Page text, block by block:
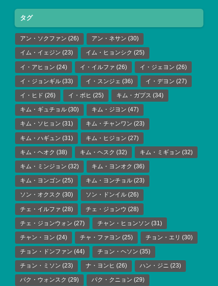
タグ
アン・ソクファン (26) アン・ネサン (30)
イム・イェジン (23) イム・ヒョンシク (25)
イ・アヒョン (24) イ・イルファ (26) イ・ジェヨン (26)
イ・ジョンギル (33) イ・スンジェ (36) イ・デヨン (27)
イ・ヒド (26) イ・ボヒ (25) キム・ガプス (34)
キム・ギュチョル (30) キム・ジヨン (47)
キム・ソヒョン (31) キム・チャンワン (23)
キム・ハギュン (31) キム・ヒジョン (27)
キム・ヘオク (38) キム・ヘスク (32) キム・ミギョン (32)
キム・ミンジョン (32) キム・ヨンオク (36)
キム・ヨンゴン (25) キム・ヨンチョル (23)
ソン・オクスク (30) ソン・ドンイル (26)
チェ・イルファ (28) チェ・ジョンウ (28)
チェ・ジョンウォン (27) チャン・ヒョンソン (31)
チャン・ヨン (24) チャ・ファヨン (25) チョン・エリ (30)
チョン・ドンファン (44) チョン・ヘソン (35)
チョン・ミソン (23) ナ・ヨンヒ (26) ハン・ジニ (23)
パク・ウォンスク (29) パク・クニョン (29)